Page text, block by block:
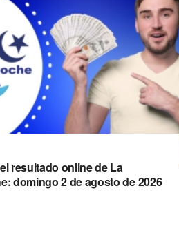
resultado online de La
domingo 2 de agosto de 2026